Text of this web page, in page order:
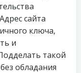
сайта
ключа,
и
такой
обладания